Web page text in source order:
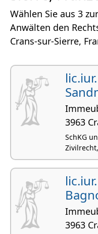
Wählen Sie aus 3
Anwälten den
Crans-sur-Sierre,
3963
SchKG
3963